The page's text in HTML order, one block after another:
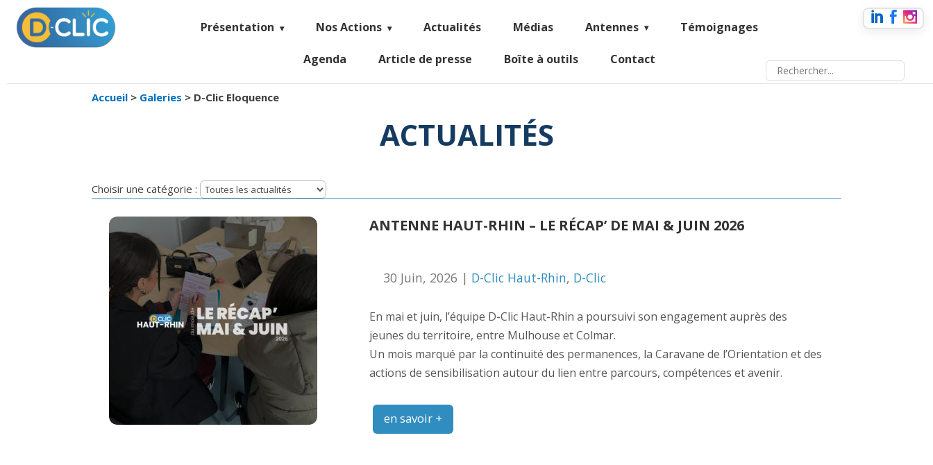
Présentation Nos Actions Actualités Médias Antennes Témoignages
Agenda Article de presse Boîte à outils Contact
Accueil > Galeries > D-Clic Eloquence
ACTUALITÉS
Choisir une catégorie :
ANTENNE HAUT-RHIN – LE RÉCAP’ DE MAI & JUIN 2026
30 Juin, 2026 | D-Clic Haut-Rhin, D-Clic
En mai et juin, l’équipe D-Clic Haut-Rhin a poursuivi son engagement auprès des
jeunes du territoire, entre Mulhouse et Colmar.
Un mois marqué par la continuité des permanences, la Caravane de l’Orientation et des
actions de sensibilisation autour du lien entre parcours, compétences et avenir.
en savoir +